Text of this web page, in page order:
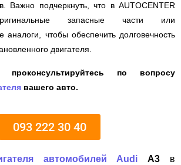
Важно подчеркнуть, что в AUTOCENTER
запасные части или
аналоги, чтобы обеспечить долговечность
двигателя.
проконсультируйтесь по вопросу
вашего авто.
093 222 30 40
автомобилей Audi A3 в